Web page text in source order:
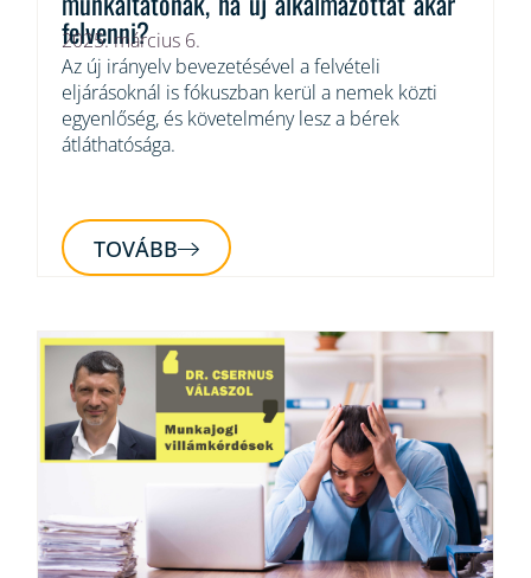
felvenni?
2025. március 6.
Az új irányelv bevezetésével a felvételi
eljárásoknál is fókuszban kerül a nemek közti
egyenlőség, és követelmény lesz a bérek
átláthatósága.
TOVÁBB